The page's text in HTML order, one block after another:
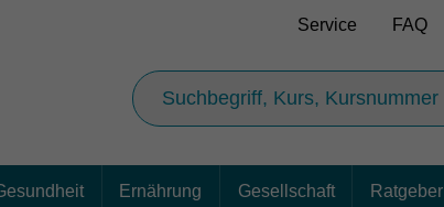
Service FAQ
Ernährung Gesellschaft Ratgeber